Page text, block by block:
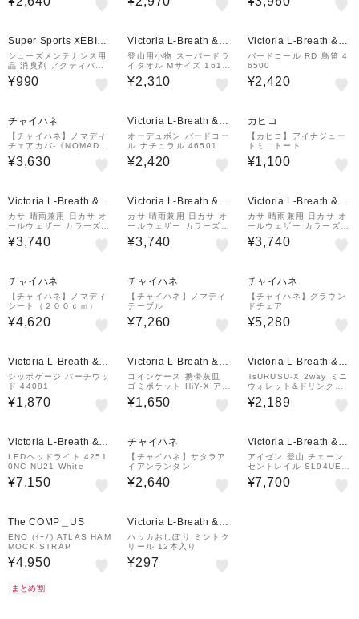
Super Sports XEBIO
&mall店
シューズメンテナンス用
品 消臭剤 アクティバイ
タル デオスティックプロ
ニオイトリ棒 TAY1014-
¥990
Victoria L-Breath &m
all店
登山用小物 スーパードラ
イタオル Mサイズ 1610
303-660
¥2,310
Victoria L-Breath &m
all店
バードコール RD 鳥笛 4
6500
¥2,420
チャイハネ
【チャイハネ】ノマディ
チェアカバ-《NOMAD
Y》
¥3,630
Victoria L-Breath &m
all店
オーデュボン バードコー
ル ナチュラル 46501
¥2,420
カヒコ
【カヒコ】アイナジュー
トミニトート
¥1,100
Victoria L-Breath &m
all店
カサ 晴雨兼用 日カサ オ
ールウェザー カラーズ
MT 54810
¥3,740
Victoria L-Breath &m
all店
カサ 晴雨兼用 日カサ オ
ールウェザー カラーズ F
GN 54805
¥3,740
Victoria L-Breath &m
all店
カサ 晴雨兼用 日カサ オ
ールウェザー カラーズ S
KBL 54809
¥3,740
チャイハネ
【チャイハネ】ノマディ
シート（２００ｃｍ）
¥4,620
チャイハネ
【チャイハネ】ノマディ
テーブル
¥7,260
チャイハネ
【チャイハネ】グラウン
ドチェア
¥5,280
Victoria L-Breath &m
all店
ジッポゲージ バーチウッ
ド 44081
¥1,870
Victoria L-Breath &m
all店
コインケース 携帯灰皿
ゴミポケット HiY-X アッ
シュパック DO-032-BL
¥1,650
Victoria L-Breath &m
all店
TsURUSU-X 2way ミニ
ウォレット&ドリンクホ
ルダー DO-030-CO
¥2,189
Victoria L-Breath &m
all店
LEDヘッドライト 4251
0NC NU21 White
¥7,150
チャイハネ
【チャイハネ】サタラア
イアンランタン
¥2,640
Victoria L-Breath &m
all店
アイゼン 登山 チェーン
セントレイル SL94UES
001 RED
¥7,700
The COMP＿US
ENO (ｲｰﾉ) ATLAS HAM
MOCK STRAP
¥4,950
まとめ割
Victoria L-Breath &m
all店
ハッカおしぼり ミントク
リール 12本入り
¥297